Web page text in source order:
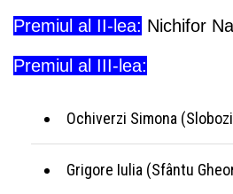
Premiul al II-lea: Nichifor
Premiul al III-lea:
Ochiverzi Simona
Grigore Iulia (Sfântu